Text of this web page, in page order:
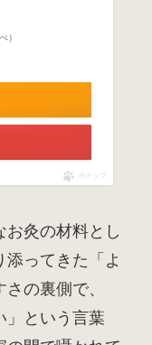
）
ポチップ
灸の材料とし
ってきた「よ
の裏側で、
」という言葉